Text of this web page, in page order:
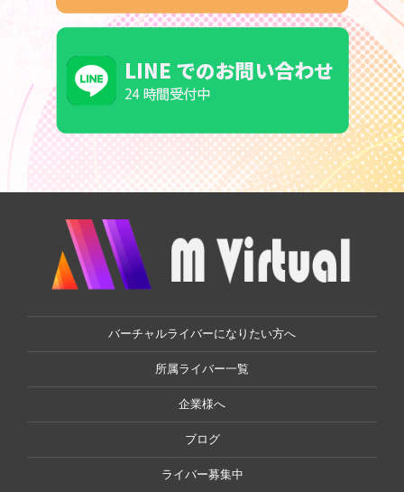
バーチャルライバーになりたい方へ
所属ライバー一覧
企業様へ
ブログ
ライバー募集中